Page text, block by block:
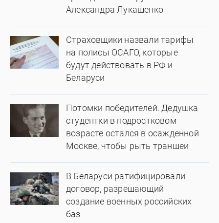
Александра Лукашенко
Страховщики назвали тарифы
на полисы ОСАГО, которые
будут действовать в РФ и
Беларуси
Потомки победителей. Дедушка
студентки в подростковом
возрасте остался в осажденной
Москве, чтобы рыть траншеи
В Беларуси ратифицировали
договор, разрешающий
создание военных российских
баз